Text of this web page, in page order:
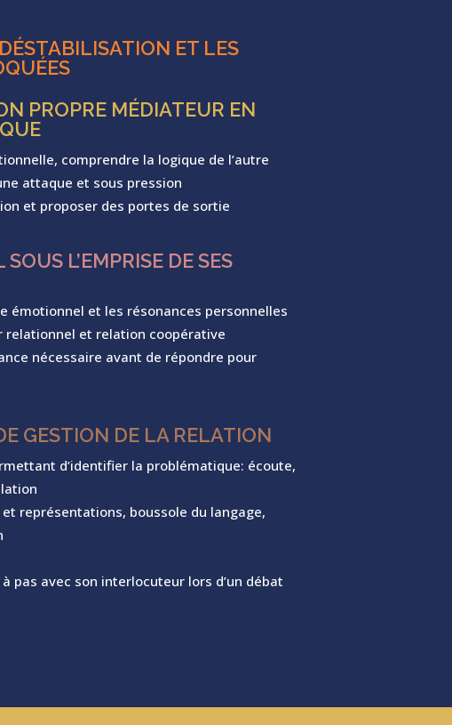
ET LES
PROPRE MÉDIATEUR EN
comprendre la logique de l’autre
attaque et sous pression
et proposer des portes de sortie
L’EMPRISE DE SES
émotionnel et les résonances personnelles
relationnel et relation coopérative
nécessaire avant de répondre pour
GESTION DE LA RELATION
d’identifier la problématique: écoute,
et représentations, boussole du langage,
pas avec son interlocuteur lors d’un débat